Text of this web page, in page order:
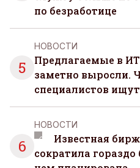
по безработице
5
НОВОСТИ
Предлагаемые в
заметно выросли.
специалистов
6
НОВОСТИ
Известная
сократила